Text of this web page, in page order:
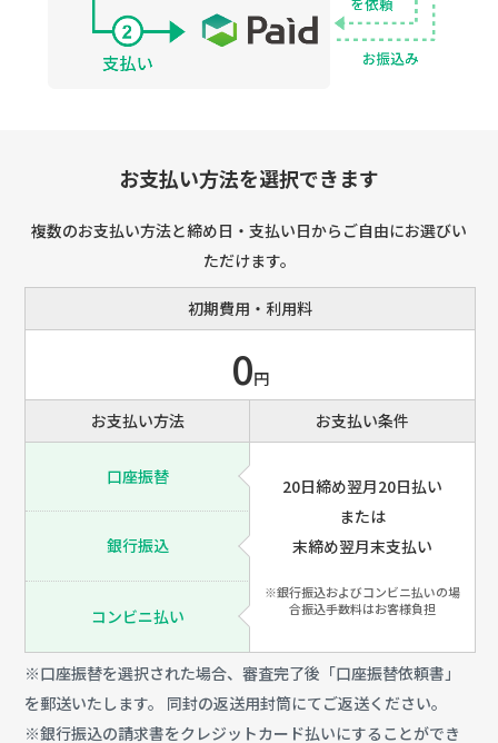
お支払い方法を選択できます
複数のお支払い方法と締め日・支払い日からご自由にお選びい
ただけます。
初期費用・利用料
お支払い方法 お支払い条件
0円
口座振替
銀行振込
コンビニ払い
20日締め翌月20日払い
または
末締め翌月末支払い
※銀行振込およびコンビニ払いの場
合振込手数料はお客様負担
※口座振替を選択された場合、審査完了後「口座振替依頼書」
を郵送いたします。 同封の返送用封筒にてご返送ください。
※銀行振込の請求書をクレジットカード払いにすることができ